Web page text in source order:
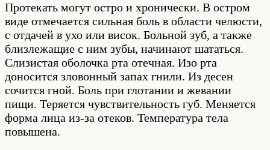
Протекать могут остро и хронически. В остром
виде отмечается сильная боль в области челюсти,
с отдачей в ухо или висок. Больной зуб, а также
близлежащие с ним зубы, начинают шататься.
Слизистая оболочка рта отечная. Изо рта
доносится зловонный запах гнили. Из десен
сочится гной. Боль при глотании и жевании
пищи. Теряется чувствительность губ. Меняется
форма лица из-за отеков. Температура тела
повышена.